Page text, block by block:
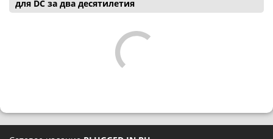
для DC за два десятилетия